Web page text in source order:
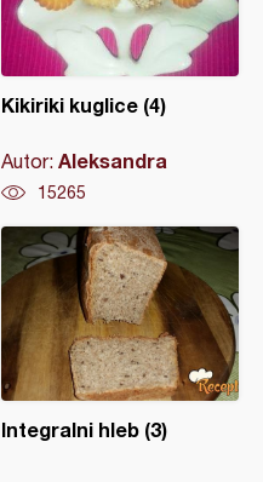
Kikiriki kuglice (4)
Autor: Aleksandra
15265
Integralni hleb (3)